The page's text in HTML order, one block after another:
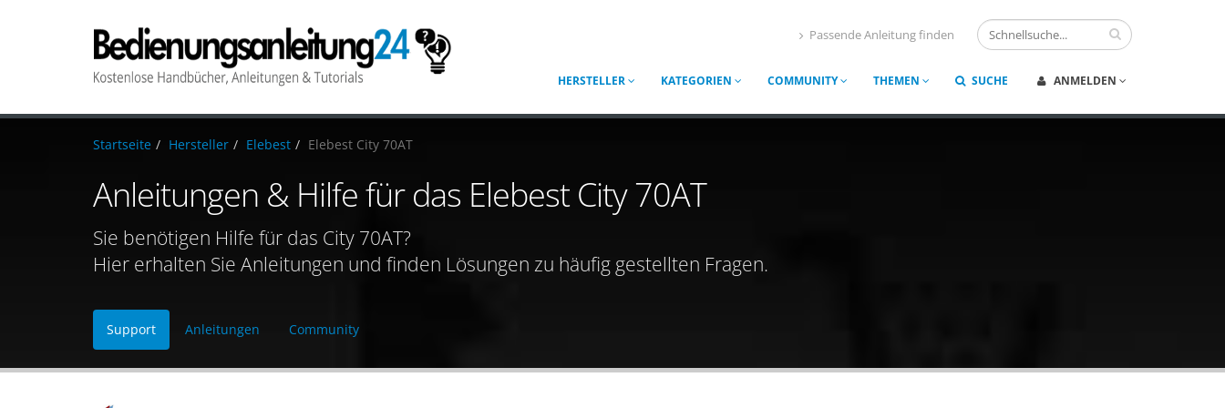
Passende Anleitung finden
HERSTELLER KATEGORIEN COMMUNITY THEMEN SUCHE ANMELDEN
Startseite Hersteller Elebest Elebest City 70AT
Anleitungen & Hilfe für das Elebest City 70AT
Sie benötigen Hilfe für das City 70AT?
Hier erhalten Sie Anleitungen und finden Lösungen zu häufig gestellten Fragen.
Support Anleitungen Community